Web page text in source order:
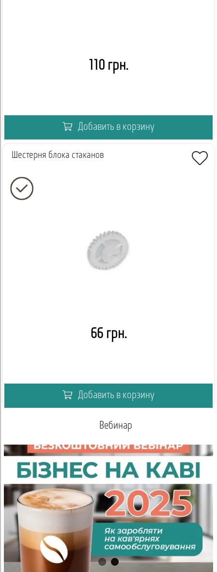
110 грн.
Добавить в корзину
Шестерня блока стаканов
66 грн.
Добавить в корзину
Вебинар